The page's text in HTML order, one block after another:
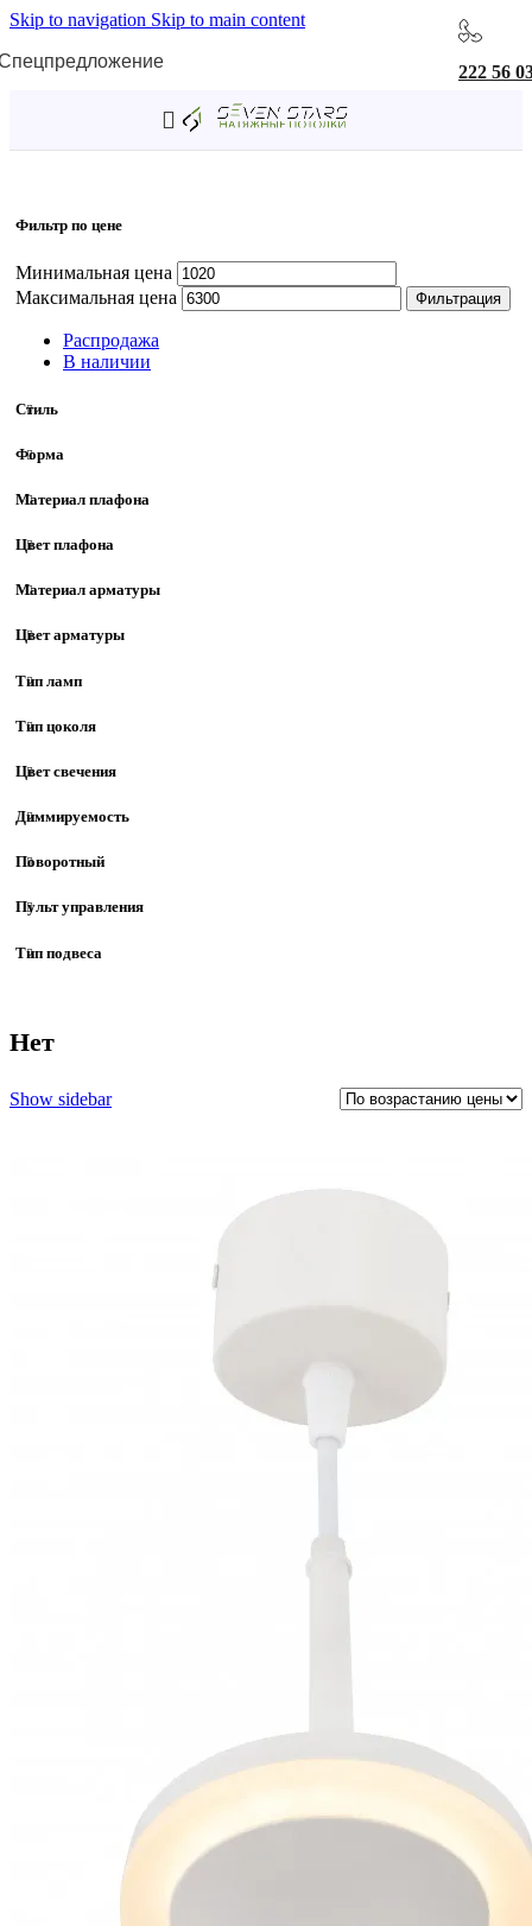
Skip to navigation Skip to main content
222 56
Товар Выключатель
Фильтр по цене
Минимальная цена
Максимальная цена
Фильтрация
Распродажа
В наличии
Стиль
Форма
Материал плафона
Цвет плафона
Материал арматуры
Цвет арматуры
Тип ламп
Тип цоколя
Цвет свечения
Диммируемость
Поворотный
Пульт управления
Тип подвеса
Нет
Show sidebar